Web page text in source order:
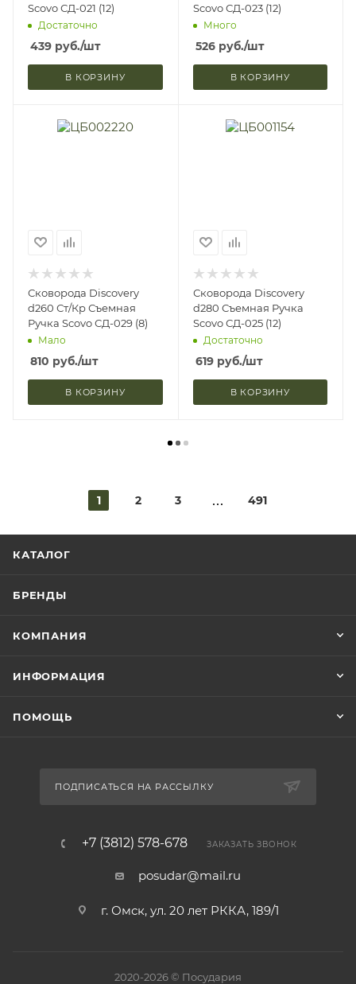
Scovo СД-021 (12)
Достаточно
439 руб./шт
В КОРЗИНУ
Scovo СД-023 (12)
Много
526руб./шт
В КОРЗИНУ
Сковорода Discovery
d260 Ст/Кр Съемная
Ручка Scovo СД-029 (8)
Мало
810 руб./шт
В КОРЗИНУ
Сковорода Discovery
d280 Съемная Ручка
Scovo СД-025 (12)
Достаточно
619руб./шт
В КОРЗИНУ
1 2 3 491
КАТАЛОГ
БРЕНДЫ
КОМПАНИЯ
ИНФОРМАЦИЯ
ПОМОЩЬ
ПОДПИСАТЬСЯ НА РАССЫЛКУ
+7 (3812) 578-678 ЗАКАЗАТЬ ЗВОНОК
posudar@mail.ru
г. Омск, ул. 20 лет РККА, 189/1
2020-2026 © Посудария